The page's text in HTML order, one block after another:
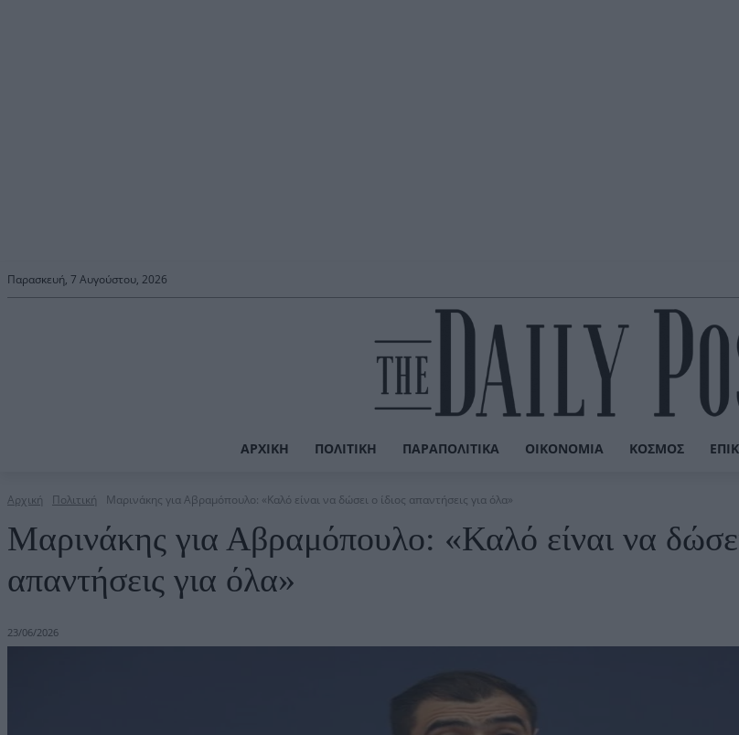
Παρασκευή, 7 Αυγούστου, 2026
ΑΡΧΙΚΉ ΠΟΛΙΤΙΚΉ ΠΑΡΑΠΟΛΙΤΙΚΆ ΟΙΚΟΝΟΜΊΑ ΚΌΣΜΟΣ
Αρχική Πολιτική Μαρινάκης για Αβραμόπουλο: «Καλό είναι να δώσει ο ίδιος απαντήσεις για όλα»
Μαρινάκης για Αβραμόπουλο: «Καλό είναι να
απαντήσεις για όλα»
23/06/2026